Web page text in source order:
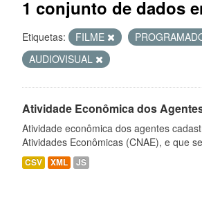
1 conjunto de dados
Etiquetas: FILME
AUDIOVISUAL
Atividade Econômica dos
Atividade econômica dos agentes
Atividades Econômicas (CNAE), e que
CSV XML JS